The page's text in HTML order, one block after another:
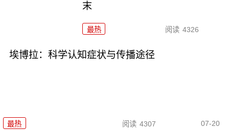
末
最热 阅读 4326
埃博拉：科学认知症状与传播途径
最热 阅读 4307 07-20